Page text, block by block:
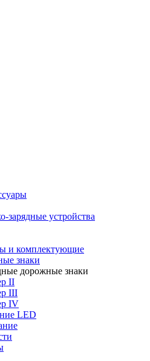
зарядные устройства
и комплектующие
знаки
дорожные знаки
II
III
IV
LED